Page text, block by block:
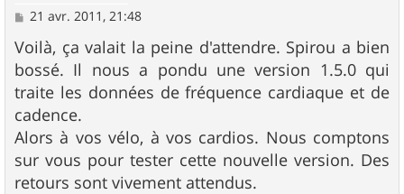
M
s
s
a
g
e
21 avr. 2011, 21:48
Voilà, ça valait la peine d'attendre. Spirou a bien
bossé. Il nous a pondu une version 1.5.0 qui
traite les données de fréquence cardiaque et de
cadence.
Alors à vos vélo, à vos cardios. Nous comptons
sur vous pour tester cette nouvelle version. Des
retours sont vivement attendus.